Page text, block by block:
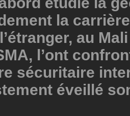
la
au
l’ont
sécuritaire
éveillé